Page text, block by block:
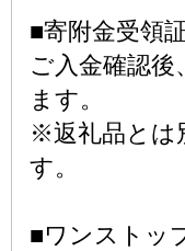
■寄附金受領
ご入金確認後
ます。
※返礼品とは
す。
■ワンストッ